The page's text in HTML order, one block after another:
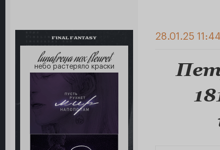
FINAL FANTASY
lunafreya nox fleuret
небо растеряло краски
28.01.25